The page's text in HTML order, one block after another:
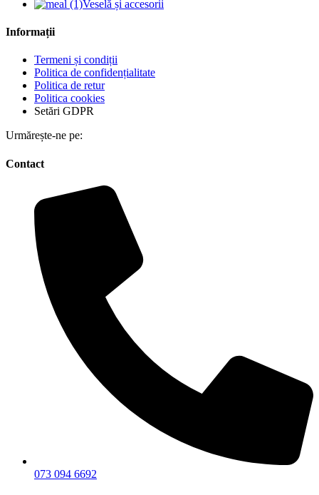
Veselă și accesorii
Informații
Termeni și condiții
Politica de confidențialitate
Politica de retur
Politica cookies
Setări GDPR
Urmărește-ne pe:
Contact
073 094 6692